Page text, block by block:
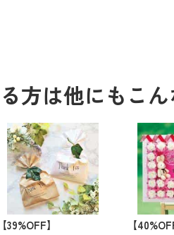
方は他にもこ
【39%OFF】
【